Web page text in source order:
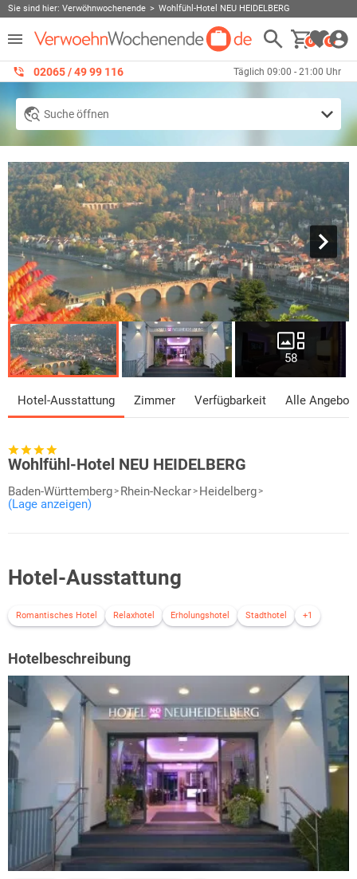
Sie sind hier: Verwöhnwochenende Wohlfühl-Hotel NEU HEIDELBERG
0 0
02065 / 49 ‌99 116 Täglich 09:00 - 21:00 Uhr
Suche öffnen
58
Hotel-Ausstattung Zimmer Verfügbarkeit Alle
Wohlfühl-Hotel NEU HEIDELBERG
Baden-Württemberg Rhein-Neckar
Heidelberg
(Lage anzeigen)
Hotel-Ausstattung
Romantisches Hotel Relaxhotel Erholungshotel Stadthotel +1
Hotelbeschreibung